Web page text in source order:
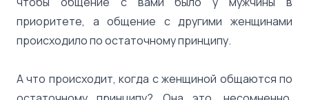
приоритете, а общение с другими женщинами
происходило по остаточному принципу.
А что происходит, когда с женщиной общаются по